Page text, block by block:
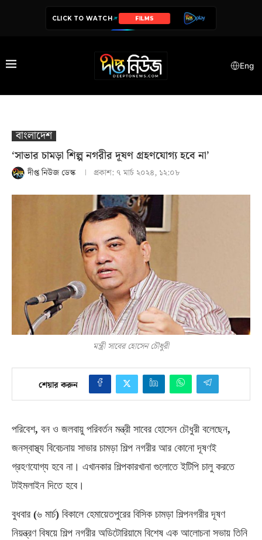
CLICK TO WATCH SERIES
Eng
বাংলাদেশ
‘সাভার চামড়া শিল্প নগরীর দূষণ গ্রহণযোগ্য হবে না’
দীপ্ত নিউজ ডেস্ক প্রকাশ: ৭ মার্চ ২০২৪, ১২:০৮
মন্ত্রী সাবের হোসেন চৌধুরী
শেয়ার করুন
পরিবেশ, বন ও জলবায়ু পরিবর্তন মন্ত্রী সাবের হোসেন চৌধুরী বলেছেন,
জনস্বাস্থ্য বিবেচনায় সাভার চামড়া শিল্প নগরীর আর কোনো দূষণই
গ্রহণযোগ্য হবে না। এখানকার শিল্পকারখানা গুলোতে ইটিপি চালু করতে
টাইমলাইন দিতে হবে।
বুধবার (৬ মার্চ) বিকালে হেমায়েতপুরের বিসিক চামড়া শিল্পনগরীর দূষণ
নিয়ন্ত্রণ বিষয়ে শিল্প নগরীর অডিটোরিয়ামে বিশেষ এক আলোচনা সভায় তিনি